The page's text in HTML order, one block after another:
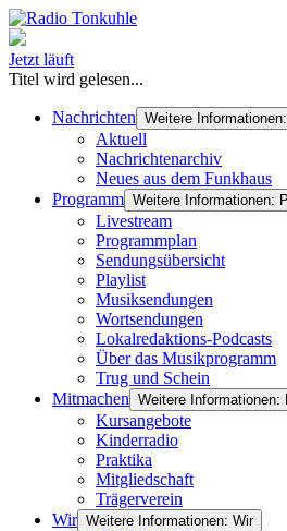
Jetzt läuft
Titel wird gelesen...
Nachrichten Weitere
Aktuell
Nachrichtenarchiv
Neues aus dem Funkhaus
Programm Weitere Informationen:
Livestream
Programmplan
Sendungsübersicht
Playlist
Musiksendungen
Wortsendungen
Lokalredaktions-Podcasts
Über das Musikprogramm
Trug und Schein
Mitmachen Weitere Informationen:
Kursangebote
Kinderradio
Praktika
Mitgliedschaft
Trägerverein
Wir Weitere Informationen: Wir